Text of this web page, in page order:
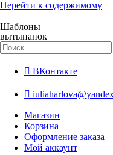
Перейти к содержимому
Шаблоны
вытынанок
ВКонтакте
Магазин
Корзина
Оформление заказа
Мой аккаунт